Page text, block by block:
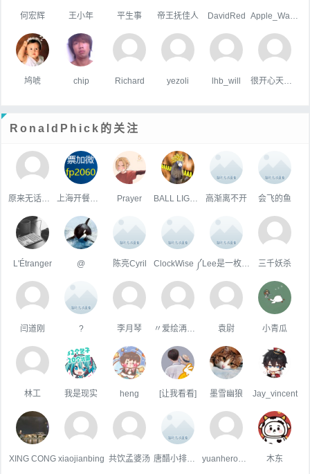
何宏辉 王小年 平生事 帝王抚佳人 DavidRed
鸠唬 chip Richard yezoli lhb_will
RonaldPhick的关注
Prayer 高渐离不开 会飞的鱼
L'Étranger @ 陈亮Cyril ClockWise ༼ 三千妖杀
闫道刚 ? 李月琴 袁尉 小青瓜
林工 我是现实 heng [让我看看] 墨雪幽狼 Jay_vincent
XING CONG xiaojianbing 共饮孟婆汤 木东